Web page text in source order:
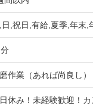
日,祝日,有給,夏季,年末,
作業（あれば尚良し）
休み！未経験歓迎！